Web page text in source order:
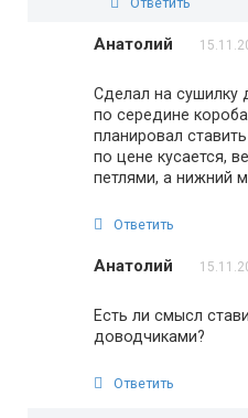
Анатолий
Сделал на сушилку
по середине короба
планировал
по цене кусается,
петлями, а нижний
Ответить
Анатолий
Есть ли смысл
доводчиками?
Ответить